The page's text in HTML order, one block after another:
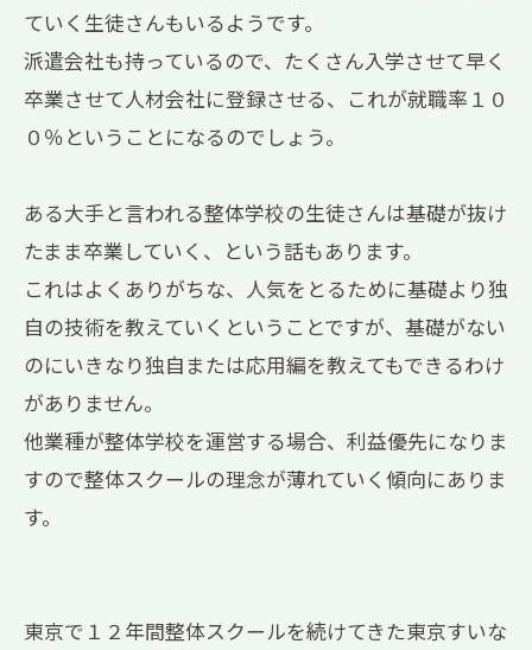
ていく生徒さんもいるようです。
派遣会社も持っているので、たくさん入学させて早く
卒業させて人材会社に登録させる、これが就職率１０
０％ということになるのでしょう。
ある大手と言われる整体学校の生徒さんは基礎が抜け
たまま卒業していく、という話もあります。
これはよくありがちな、人気をとるために基礎より独
自の技術を教えていくということですが、基礎がない
のにいきなり独自または応用編を教えてもできるわけ
がありません。
他業種が整体学校を運営する場合、利益優先になりま
すので整体スクールの理念が薄れていく傾向にありま
す。
東京で１２年間整体スクールを続けてきた東京すいな